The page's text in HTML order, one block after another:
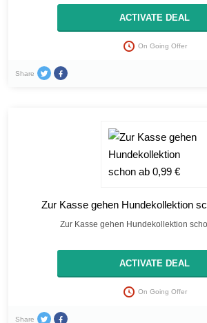
ACTIVATE DEAL
On Going Offer
Share
Zur Kasse gehen Hundekollektion
Zur Kasse gehen Hundekollektion
ACTIVATE DEAL
On Going Offer
Share